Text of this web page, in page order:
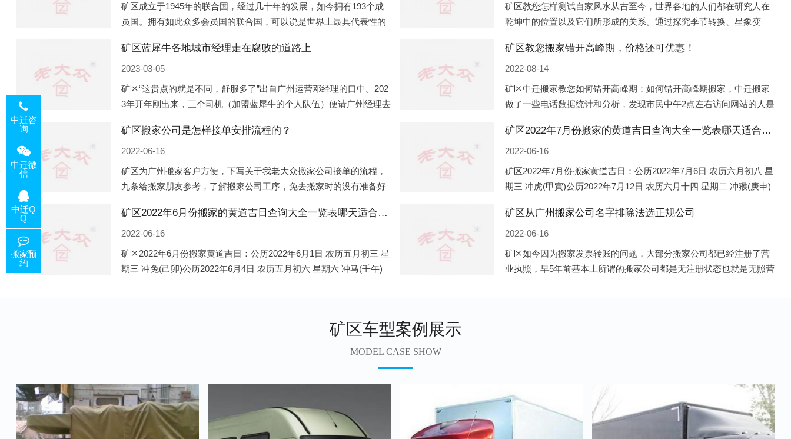
矿区成立于1945年的联合国，经过几十年的发展，如今拥有193个成
员国。拥有如此众多会员国的联合国，可以说是世界上最具代表性的
美国为首的西方国家
矿区教您怎样测试自家风水从古至今，世界各地的人们都在研究人在
乾坤中的位置以及它们所形成的关系。通过探究季节转换、星象变
同住宅中的人，其一生中的财
矿区蓝犀牛各地城市经理走在腐败的道路上
2023-03-05
矿区“这贵点的就是不同，舒服多了”出自广州运营邓经理的口中。202
3年开年刚出来，三个司机（加盟蓝犀牛的个人队伍）便请广州经理去
费用，燃鹅这样的
矿区教您搬家错开高峰期，价格还可优惠！
2022-08-14
矿区中迁搬家教您如何错开高峰期：如何错开高峰期搬家，中迁搬家
做了一些电话数据统计和分析，发现市民中午2点左右访问网站的人是
多的，网上QQ微
矿区搬家公司是怎样接单安排流程的？
2022-06-16
矿区为广州搬家客户方便，下写关于我老大众搬家公司接单的流程，
九条给搬家朋友参考，了解搬家公司工序，免去搬家时的没有准备好
咨询，初步了解客户搬 家
矿区2022年7月份搬家的黄道吉日查询大全一览表哪天适合搬家好日子
2022-06-16
矿区2022年7月份搬家黄道吉日：公历2022年7月6日 农历六月初八 星
期三 冲虎(甲寅)公历2022年7月12日 农历六月十四 星期二 冲猴(庚申)
矿区2022年6月份搬家的黄道吉日查询大全一览表哪天适合搬家好日子
2022-06-16
矿区2022年6月份搬家黄道吉日：公历2022年6月1日 农历五月初三 星
期三 冲兔(己卯)公历2022年6月4日 农历五月初六 星期六 冲马(壬午)
矿区从广州搬家公司名字排除法选正规公司
2022-06-16
矿区如今因为搬家发票转账的问题，大部分搬家公司都已经注册了营
业执照，早5年前基本上所谓的搬家公司都是无注册状态也就是无照营
矿区车型案例展示
MODEL CASE SHOW
中迁咨
询
中迁微
信
中迁Q
Q
搬家预
约